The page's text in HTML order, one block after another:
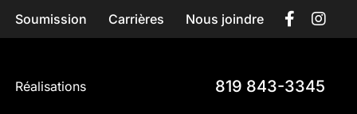
Soumission Carrières Nous joindre
Réalisations 819 843-3345